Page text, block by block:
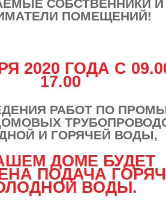
СОБСТВЕННИКИ И
ПОМЕЩЕНИЙ!
2020 ГОДА С
17.00
РАБОТ ПО
И ГОРЯЧЕЙ ВОДЫ,
ДОМЕ БУДЕТ
ПОДАЧА
ВОДЫ.